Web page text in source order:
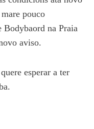
pouco
Bodybaord na Praia
aviso.
quere esperar a ter